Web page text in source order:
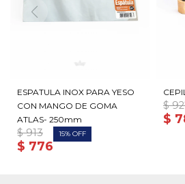
ESPATULA INOX PARA YESO
CON MANGO DE GOMA
ATLAS- 250mm
$ 776
$ 913 15
$
$